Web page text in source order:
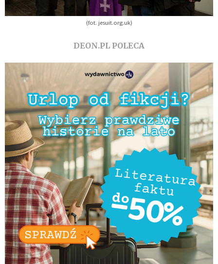
(fot. jesuit.org.uk)
DEON.PL POLECA